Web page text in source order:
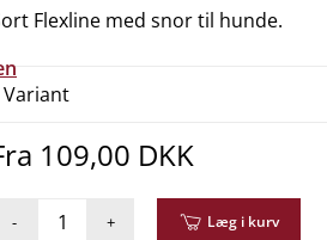
Flexline med snor til hunde.
Variant
109,00 DKK
- + Læg i kurv